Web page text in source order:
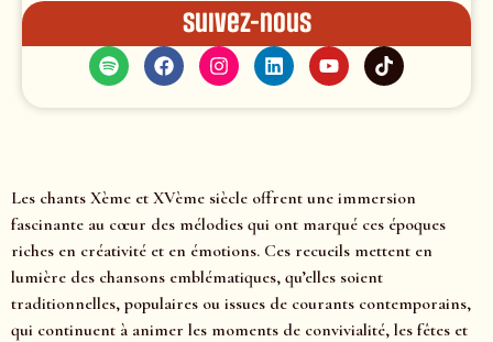
Suivez-nous
Les chants Xème et XVème siècle offrent une immersion
fascinante au cœur des mélodies qui ont marqué ces époques
riches en créativité et en émotions. Ces recueils mettent en
lumière des chansons emblématiques, qu’elles soient
traditionnelles, populaires ou issues de courants contemporains,
qui continuent à animer les moments de convivialité, les fêtes et